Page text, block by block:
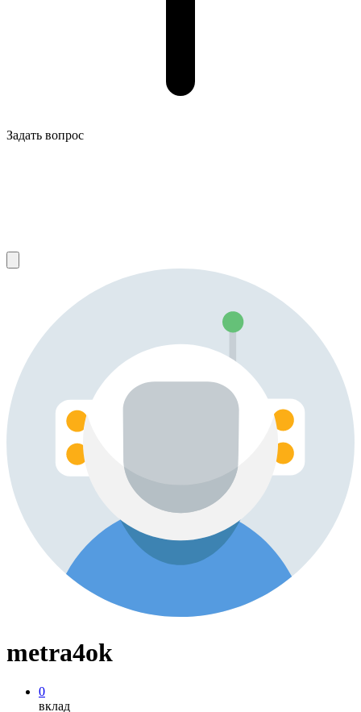
Задать вопрос
metra4ok
0
вклад